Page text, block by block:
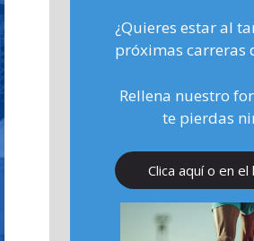
¿Quieres estar al
próximas carreras
Rellena nuestro
te pierdas
Clica aquí o en